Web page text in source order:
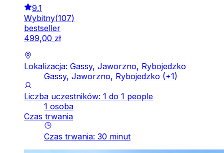
9.1
Wybitny(107)
bestseller
499,00 zł
Lokalizacja: Gassy, Jaworzno, Rybojedzko
Gassy, Jaworzno, Rybojedzko (+1)
Liczba uczestników: 1 do 1 people
1 osoba
Czas trwania
Czas trwania: 30 minut